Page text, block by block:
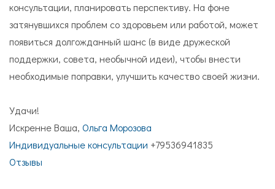
консультации, планировать перспективу. На фоне
затянувшихся проблем со здоровьем или работой, может
появиться долгожданный шанс (в виде дружеской
поддержки, совета, необычной идеи), чтобы внести
необходимые поправки, улучшить качество своей жизни.
Удачи!
Искренне Ваша, Ольга Морозова
Индивидуальные консультации +79536941835
Отзывы